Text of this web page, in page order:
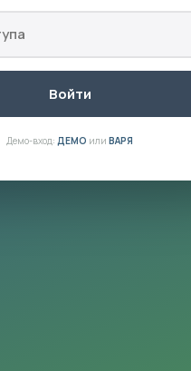
Войти
Демо-вход: ДЕМО или ВАРЯ